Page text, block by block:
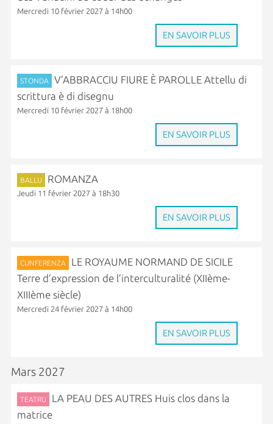
Mercredi 10 février 2027 à 14h00
EN SAVOIR PLUS
STONDA
V’ABBRACCIU FIURE È PAROLLE Attellu di
scrittura è di disegnu
Mercredi 10 février 2027 à 18h00
EN SAVOIR PLUS
BALLU ROMANZA
Jeudi 11 février 2027 à 18h30
EN SAVOIR PLUS
CUNFERENZA
LE ROYAUME NORMAND DE SICILE
Terre d’expression de l’interculturalité (XIIème-
XIIIème siècle)
Mercredi 24 février 2027 à 14h00
EN SAVOIR PLUS
Mars 2027
TEATRU
LA PEAU DES AUTRES Huis clos dans la
matrice